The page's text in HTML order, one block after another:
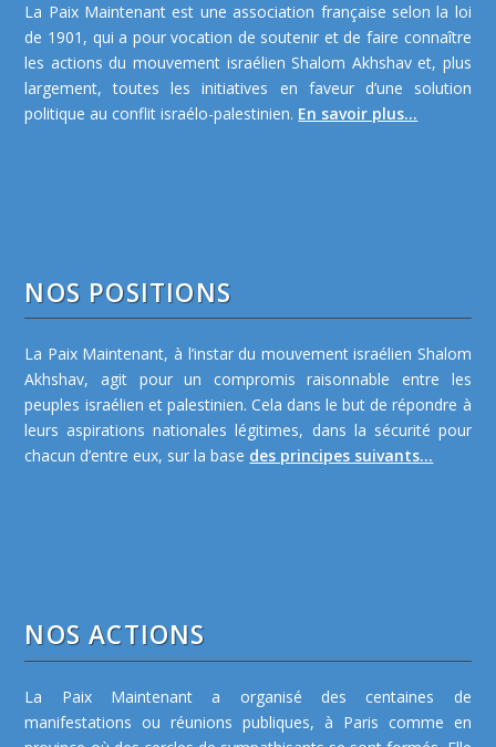
La Paix Maintenant est une association française selon la loi
de 1901, qui a pour vocation de soutenir et de faire connaître
les actions du mouvement israélien Shalom Akhshav et, plus
largement, toutes les initiatives en faveur d’une solution
politique au conflit israélo-palestinien. En savoir plus...
NOS POSITIONS
La Paix Maintenant, à l’instar du mouvement israélien Shalom
Akhshav, agit pour un compromis raisonnable entre les
peuples israélien et palestinien. Cela dans le but de répondre à
leurs aspirations nationales légitimes, dans la sécurité pour
chacun d’entre eux, sur la base des principes suivants...
NOS ACTIONS
La Paix Maintenant a organisé des centaines de
manifestations ou réunions publiques, à Paris comme en